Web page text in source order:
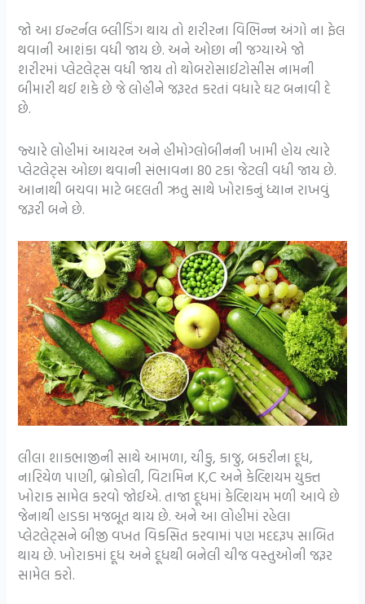
જો આ ઇન્ટર્નલ બ્લીડિંગ થાય તો શરીરના વિભિન્ન અંગો ના ફેલ
થવાની આશંકા વધી જાય છે. અને ઓછા ની જગ્યાએ જો
શરીરમાં પ્લેટલેટ્સ વધી જાય તો થોબરોસાઈટોસીસ નામની
બીમારી થઈ શકે છે જે લોહીને જરૂરત કરતાં વધારે ઘટ બનાવી દે
છે.
જ્યારે લોહીમાં આયરન અને હીમોગ્લોબીનની ખામી હોય ત્યારે
પ્લેટલેટ્સ ઓછા થવાની સંભાવના 80 ટકા જેટલી વધી જાય છે.
આનાથી બચવા માટે બદલતી ઋતુ સાથે ખોરાકનું ધ્યાન રાખવું
જરૂરી બને છે.
લીલા શાકભાજીની સાથે આમળા, ચીકુ, કાજુ, બકરીના દૂધ,
નારિયેળ પાણી, બ્રોકોલી, વિટામિન K,C અને કેલ્શિયમ યુક્ત
ખોરાક સામેલ કરવો જોઈએ. તાજા દૂધમાં કેલ્શિયમ મળી આવે છે
જેનાથી હાડકા મજબૂત થાય છે. અને આ લોહીમાં રહેલા
પ્લેટલેટ્સને બીજી વખત વિકસિત કરવામાં પણ મદદરૂપ સાબિત
થાય છે. ખોરાકમાં દૂધ અને દૂધથી બનેલી ચીજ વસ્તુઓની જરૂર
સામેલ કરો.